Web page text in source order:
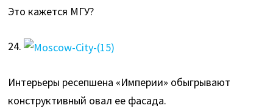
Это кажется МГУ?
24.
Интерьеры ресепшена «Империи» обыгрывают
конструктивный овал ее фасада.